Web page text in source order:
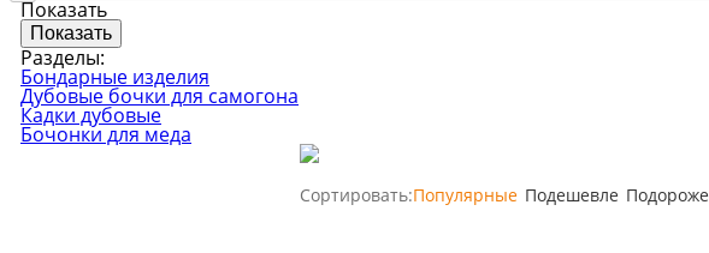
Виноделие
Сыроварение
Подарочные карты
Показать
Разделы:
Бондарные изделия
Дубовые бочки для самогона
Кадки дубовые
Бочонки для меда
Сортировать:Популярные Подешевле Подороже